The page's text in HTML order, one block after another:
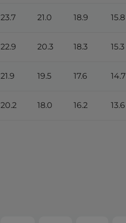
23.7 21.0 18.9 15.8
22.9 20.3 18.3 15.3
21.9 19.5 17.6 14.7
20.2 18.0 16.2 13.6